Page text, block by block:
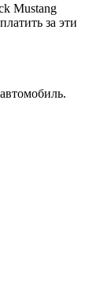
Mustang
за эти